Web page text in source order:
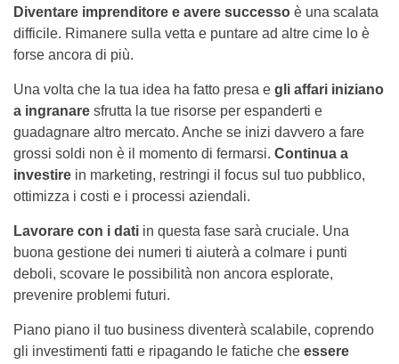
Diventare imprenditore e avere successo è una scalata
difficile. Rimanere sulla vetta e puntare ad altre cime lo è
forse ancora di più.
Una volta che la tua idea ha fatto presa e gli affari iniziano
a ingranare sfrutta la tue risorse per espanderti e
guadagnare altro mercato. Anche se inizi davvero a fare
grossi soldi non è il momento di fermarsi. Continua a
investire in marketing, restringi il focus sul tuo pubblico,
ottimizza i costi e i processi aziendali.
Lavorare con i dati in questa fase sarà cruciale. Una
buona gestione dei numeri ti aiuterà a colmare i punti
deboli, scovare le possibilità non ancora esplorate,
prevenire problemi futuri.
Piano piano il tuo business diventerà scalabile, coprendo
gli investimenti fatti e ripagando le fatiche che essere